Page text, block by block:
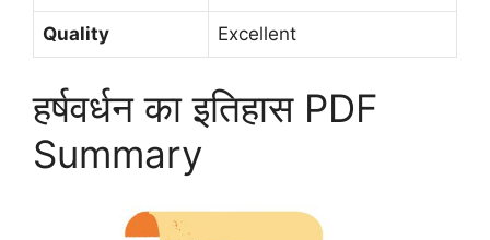
Quality Excellent
हर्षवर्धन का इतिहास PDF
Summary